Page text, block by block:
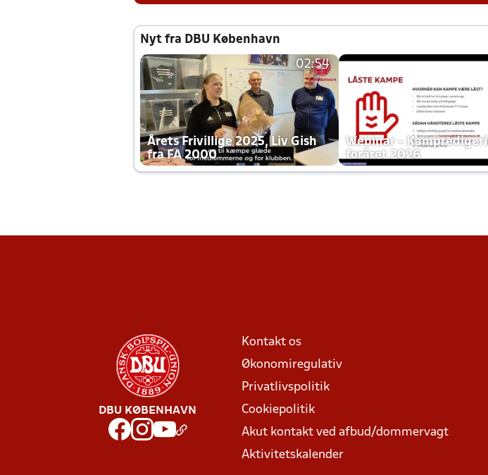
Nyt fra DBU København
02:54
Årets Frivillige 2025, Liv Gish
fra FA 2000
Webinar -
foråret 2026
DBU KØBENHAVN
Kontakt os
Økonomiregulativ
Privatlivspolitik
Cookiepolitik
Akut kontakt ved afbud/dommervagt
Aktivitetskalender